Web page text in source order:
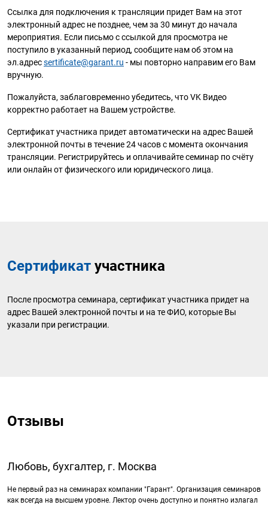
Ссылка для подключения к трансляции придет Вам на этот
электронный адрес не позднее, чем за 30 минут до начала
мероприятия. Если письмо с ссылкой для просмотра не
поступило в указанный период, сообщите нам об этом на
эл.адресsertificate@garant.ru - мы повторно направим его Вам
вручную.
Пожалуйста, заблаговременно убедитесь, что VK Видео
корректно работает на Вашем устройстве.
Сертификат участника придет автоматически на адрес Вашей
электронной почты в течение 24 часов с момента окончания
трансляции. Регистрируйтесь и оплачивайте семинар по счёту
или онлайн от физического или юридического лица.
Сертификат участника
После просмотра семинара, сертификат участника придет на
адрес Вашей электронной почты и на те ФИО, которые Вы
указали при регистрации.
Отзывы
Любовь, бухгалтер, г. Москва
Не первый раз на семинарах компании "Гарант". Организация семинаров
как всегда на высшем уровне. Лектор очень доступно и понятно излагал